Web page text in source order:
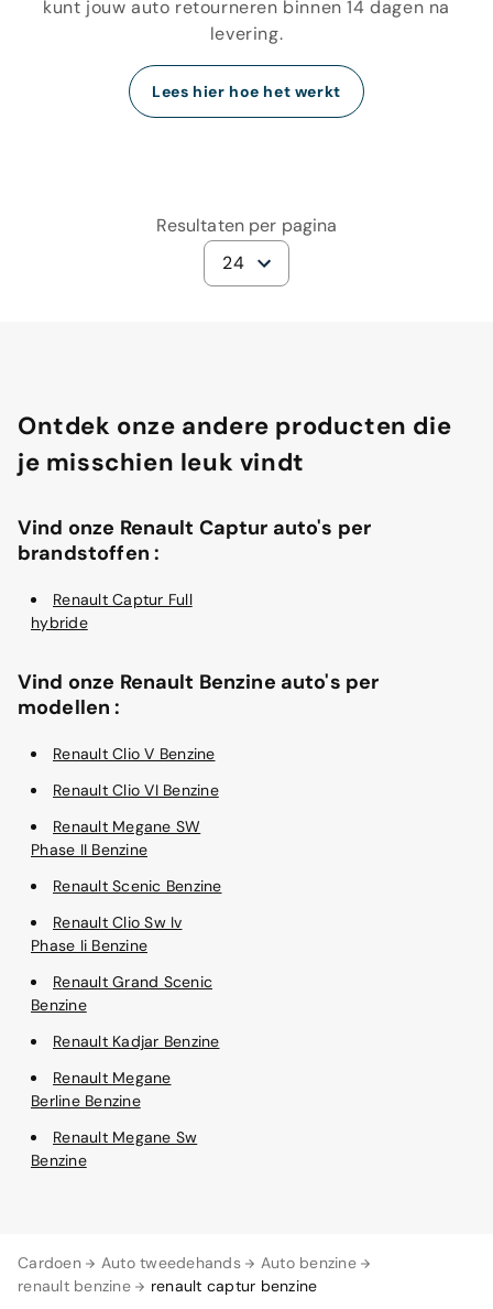
Cardoen Auto tweedehands
Auto benzine
renault benzine
renault captur benzine
kunt jouw auto retourneren binnen 14 dagen na
levering.
Lees hier hoe het werkt
Resultaten per pagina
24
Ontdek onze andere producten die
je misschien leuk vindt
Vind onze Renault Captur auto's per
brandstoffen :
Renault Captur Full
hybride
Vind onze Renault Benzine auto's per
modellen :
Renault Clio V Benzine
Renault Clio VI Benzine
Renault Megane SW
Phase II Benzine
Renault Scenic Benzine
Renault Clio Sw Iv
Phase Ii Benzine
Renault Grand Scenic
Benzine
Renault Kadjar Benzine
Renault Megane
Berline Benzine
Renault Megane Sw
Benzine